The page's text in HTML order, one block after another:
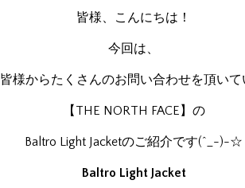
皆様、こんにちは！
今回は、
皆様からたくさんのお問い合わせを頂いて
【THE NORTH FACE】の
Baltro Light Jacketのご紹介です(^_-)-☆
Baltro Light Jacket